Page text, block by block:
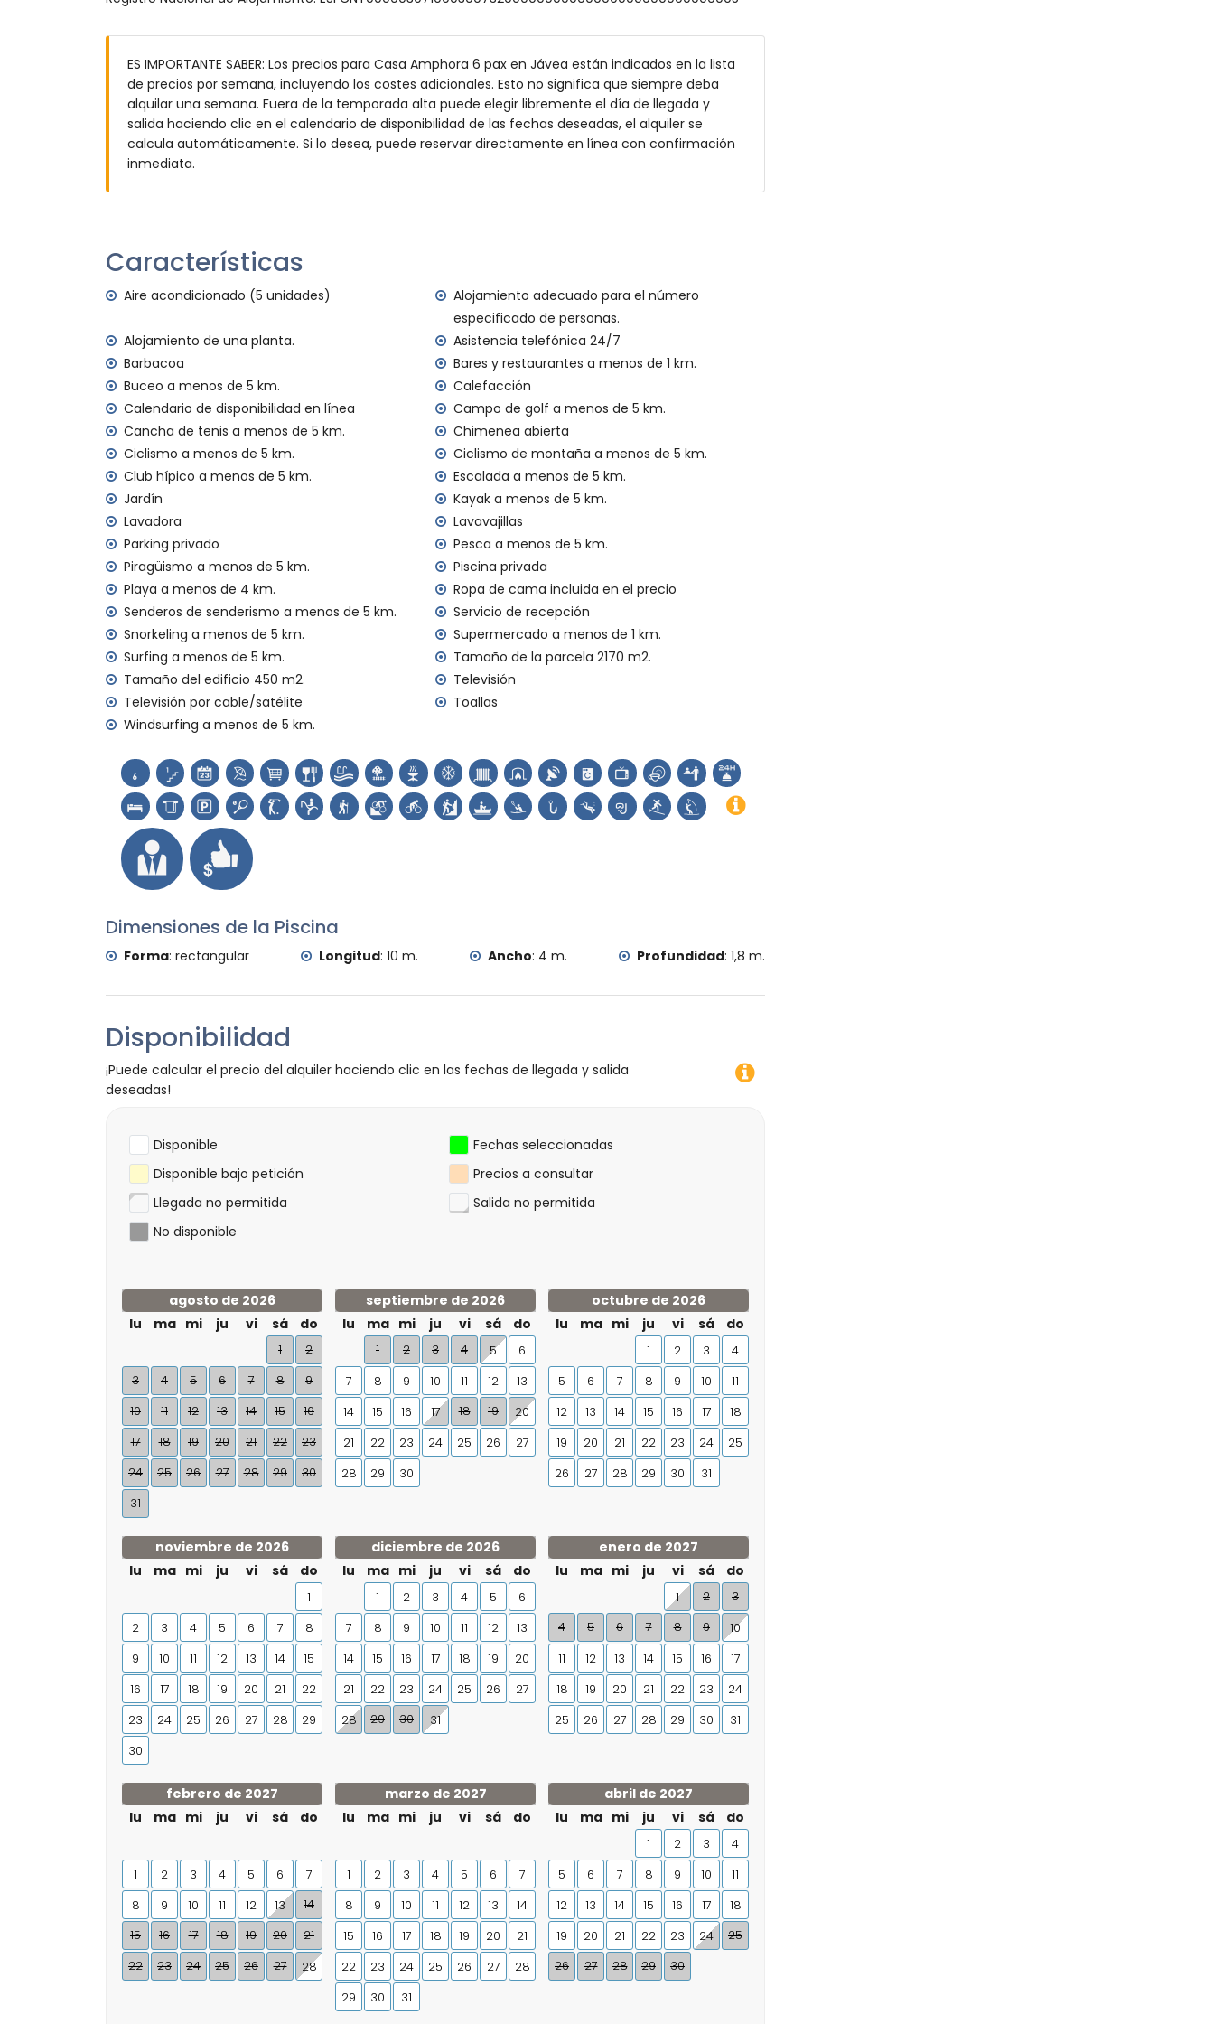
parcela grande y cerrada
2 terrazas cubiertas
barbacoa
zona de estar exterior y zona de comedor exterior
3 plazas de aparcamiento privadas
Más información
pueblo más cercano: Jávea (a menos de 3 kilómetros de la casa)
puerto más cercano: Aduanas del Mar (a menos de 5 kilómetros de la casa)
parque más cercano: Montgó, Jávea (a menos de 2 kilómetros de la casa)
aeropuerto más cercano: Alicante (a menos de 100 kilómetros de la casa)
segundo aeropuerto más cercano: Valencia (a más de 100 kilómetros)
El alojamiento es muy adecuado para familias con niños
Instalaciones y servicios incluidos en el precio del alquiler de la casa
plancha y tabla de planchar
ropa de cama y toallas
servicio de recepción y servicio de emergencia 24 horas
calefacción por aire y aire acondicionado
Instalaciones y servicios con coste adicional
cama extra y cuna/cama para niños (a solicitud)
Entretenimiento y actividades de ocio para sus vacaciones en Jávea, Costa Blanca
discoteca, bar y paseo marítimo (Paseo Marítimo) (a menos de 5 kilómetros de la casa)
museo (Histórico de Jávea, Jávea), iglesia (Virgen de Loreto, Puerto, Jávea), ruina (Molinos de
Viento, Jávea), monumento (Pueblo de Jávea, Jávea), edificio arquitectónico (Pueblo de Jávea,
Jávea), lugar histórico (Pueblo de Jávea y Jávea) (a menos de 5 kilómetros del alojamiento)
castillo (Portal de la Vila y Denia) (a menos de 10 kilómetros del alojamiento)
tenis, golf (La Sella, Denia), equitación, senderismo, ciclismo de montaña, ciclismo, escalada,
piragüismo, kayak, pesca, buceo, esnórquel, surf y windsurf (a menos de 5 kilómetros de la casa)
ES IMPORTANTE SABER: Los precios para Casa Amphora 6 pax en Jávea están indicados en la lista
de precios por semana, incluyendo los costes adicionales. Esto no significa que siempre deba
alquilar una semana. Fuera de la temporada alta puede elegir libremente el día de llegada y
salida haciendo clic en el calendario de disponibilidad de las fechas deseadas, el alquiler se
calcula automáticamente. Si lo desea, puede reservar directamente en línea con confirmación
inmediata.
Características
Aire acondicionado (5 unidades)
Alojamiento adecuado para el número
especificado de personas.
Alojamiento de una planta.
Asistencia telefónica 24/7
Barbacoa
Bares y restaurantes a menos de 1 km.
Buceo a menos de 5 km.
Calefacción
Calendario de disponibilidad en línea
Campo de golf a menos de 5 km.
Cancha de tenis a menos de 5 km.
Chimenea abierta
Ciclismo a menos de 5 km.
Ciclismo de montaña a menos de 5 km.
Club hípico a menos de 5 km.
Escalada a menos de 5 km.
Jardín
Kayak a menos de 5 km.
Lavadora
Lavavajillas
Parking privado
Pesca a menos de 5 km.
Piragüismo a menos de 5 km.
Piscina privada
Playa a menos de 4 km.
Ropa de cama incluida en el precio
Senderos de senderismo a menos de 5 km.
Servicio de recepción
Snorkeling a menos de 5 km.
Supermercado a menos de 1 km.
Surfing a menos de 5 km.
Tamaño de la parcela 2170 m2.
Tamaño del edificio 450 m2.
Televisión
Televisión por cable/satélite
Toallas
Windsurfing a menos de 5 km.
Dimensiones de la Piscina
Forma: rectangular Longitud: 10 m. Ancho: 4 m. Profundidad: 1,8 m.
Disponibilidad
¡Puede calcular el precio del alquiler haciendo clic en las fechas de llegada y salida
deseadas!
Disponible
Fechas seleccionadas
Disponible bajo petición
Precios a consultar
Llegada no permitida
Salida no permitida
No disponible
agosto de 2026
lu
ma mi ju vi sá do
1
2
3
4 5 6 7 8
9
10
11 12 13 14 15
16
17
18 19 20 21 22
23
24
25 26 27 28 29
30
31
septiembre de 2026
lu
ma mi ju vi sá do
1 2 3 4 5
6
7
8 9 10 11 12
13
14
15 16 17 18 19
20
21
22 23 24 25 26
27
28
29 30
octubre de 2026
lu
ma mi ju vi sá do
1 2 3
4
5
6 7 8 9 10
11
12
13 14 15 16 17
18
19
20 21 22 23 24
25
26
27 28 29 30 31
noviembre de 2026
lu
ma mi ju vi sá do
1
2
3 4 5 6 7
8
9
10 11 12 13 14
15
16
17 18 19 20 21
22
23
24 25 26 27 28
29
30
diciembre de 2026
lu
ma mi ju vi sá do
1 2 3 4 5
6
7
8 9 10 11 12
13
14
15 16 17 18 19
20
21
22 23 24 25 26
27
28
29 30 31
enero de 2027
lu
ma mi ju vi sá do
1 2
3
4
5 6 7 8 9
10
11
12 13 14 15 16
17
18
19 20 21 22 23
24
25
26 27 28 29 30 31
febrero de 2027
lu
ma mi ju vi sá do
1 2 3 4 5 6
7
8
9 10 11 12 13
14
15
16 17 18 19 20
21
22
23 24 25 26 27 28
marzo de 2027
lu
ma mi ju vi sá do
1 2 3 4 5 6
7
8
9 10 11 12 13
14
15
16 17 18 19 20
21
22
23 24 25 26 27
28
29
30 31
abril de 2027
lu
ma mi ju vi sá do
1 2 3
4
5
6 7 8 9 10
11
12
13 14 15 16 17
18
19
20 21 22 23 24
25
26
27 28 29 30